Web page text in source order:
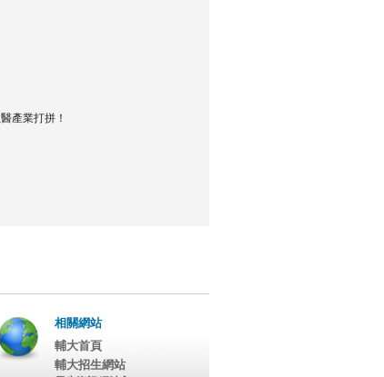
產業打拼！
相關網站
輔大首頁
輔大招生網站